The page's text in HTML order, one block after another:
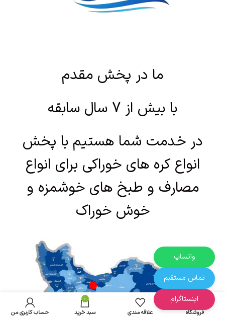
ما در پخش مقدم
با بیش از 7 سال سابقه
در خدمت شما هستیم با پخش
انواع کره های خوراکی برای انواع
مصارف و طبخ های خوشمزه و
خوش خوراک
فروشگاه علاقه مندی
0
سبد خرید حساب کاربری من
واتساپ
تماس مستقیم
اینستاگرام